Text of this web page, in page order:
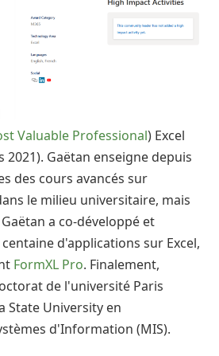
Valuable Professional) Excel
Gaëtan enseigne depuis
des cours avancés sur
le milieu universitaire, mais
a co-développé et
d'applications sur Excel,
FormXL Pro. Finalement,
de l'université Paris
State University en
d'Information (MIS).